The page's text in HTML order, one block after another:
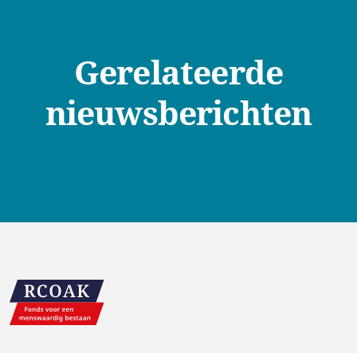
Gerelateerde
nieuwsberichten